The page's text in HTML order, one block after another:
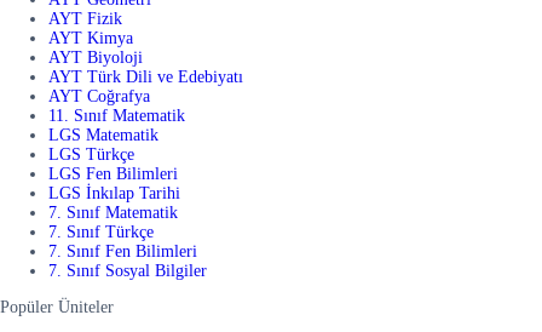
AYT Fizik
AYT Kimya
AYT Biyoloji
AYT Türk Dili ve Edebiyatı
AYT Coğrafya
11. Sınıf Matematik
LGS Matematik
LGS Türkçe
LGS Fen Bilimleri
LGS İnkılap Tarihi
7. Sınıf Matematik
7. Sınıf Türkçe
7. Sınıf Fen Bilimleri
7. Sınıf Sosyal Bilgiler
Popüler Üniteler